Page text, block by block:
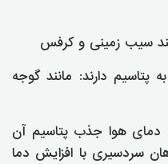
سیب زمینی و کرفس
پتاسیم دارند: مانند گوجه
دمای هوا جذب پتاسیم آن
سردسیری با افزایش دما